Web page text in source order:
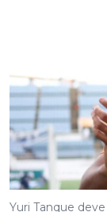
Yuri Tanque